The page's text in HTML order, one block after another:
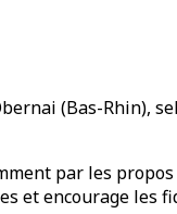
(Bas-Rhin),
par les
encourage les